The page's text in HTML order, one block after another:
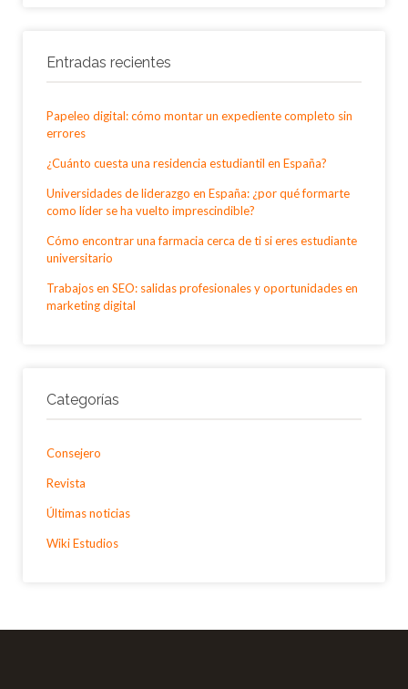
Entradas recientes
Papeleo digital: cómo montar un expediente completo sin
errores
¿Cuánto cuesta una residencia estudiantil en España?
Universidades de liderazgo en España: ¿por qué formarte
como líder se ha vuelto imprescindible?
Cómo encontrar una farmacia cerca de ti si eres estudiante
universitario
Trabajos en SEO: salidas profesionales y oportunidades en
marketing digital
Categorías
Consejero
Revista
Últimas noticias
Wiki Estudios